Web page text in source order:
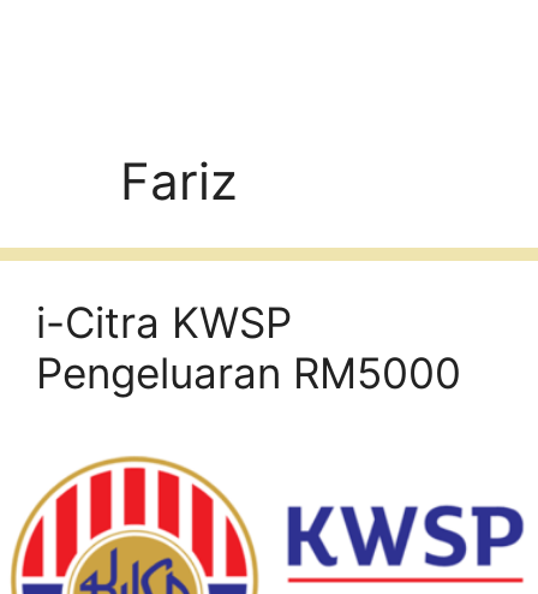
Fariz
i-Citra KWSP
Pengeluaran RM5000